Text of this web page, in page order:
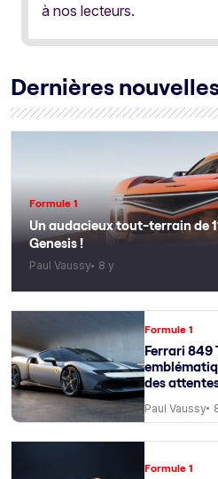
à nos lecteurs.
Dernières
Formule 1
Un audacieux tout-terrain de
Genesis !
Paul Vaussy 8 y
Formule 1
Ferrari 849
des
Paul Vaussy
Formule 1